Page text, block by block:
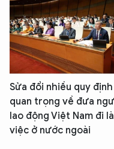
Sửa đổi nhiều quy định
quan trọng về đưa
lao động Việt Nam đi
việc ở nước ngoài